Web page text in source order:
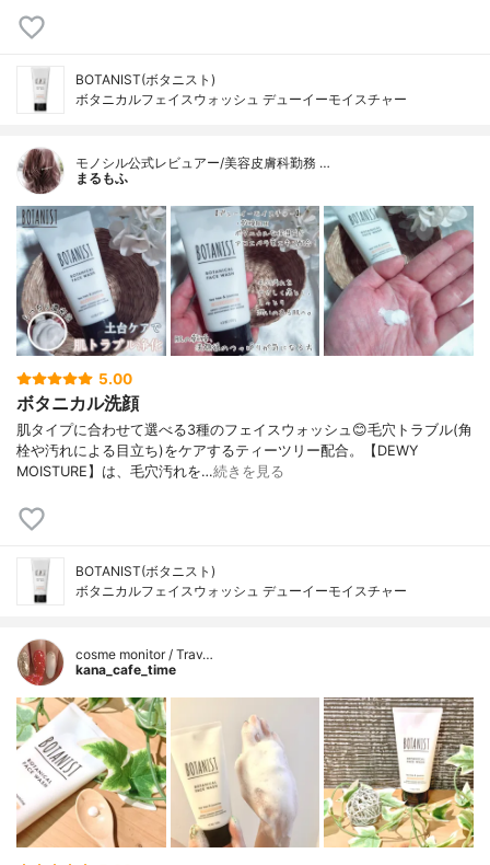
BOTANIST(ボタニスト)
ボタニカルフェイスウォッシュ デューイーモイスチャー
モノシル公式レビュアー/美容皮膚科勤務 …
まるもふ
5.00
ボタニカル洗顔
肌タイプに合わせて選べる3種のフェイスウォッシュ😊毛穴トラブル(角
栓や汚れによる目立ち)をケアするティーツリー配合。【DEWY
MOISTURE】は、毛穴汚れを…続きを見る
BOTANIST(ボタニスト)
ボタニカルフェイスウォッシュ デューイーモイスチャー
cosme monitor / Trav…
kana_cafe_time